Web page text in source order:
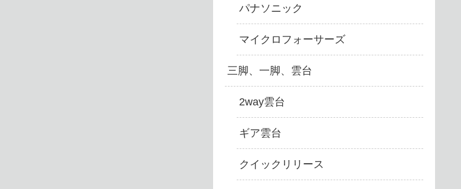
パナソニック
マイクロフォーサーズ
三脚、一脚、雲台
2way雲台
ギア雲台
クイックリリース